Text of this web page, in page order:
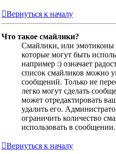
Вернуться к началу
Что такое смайлики?
Смайлики, или эмотиконы
которые могут быть
например :) означает
список смайликов можно
сообщений. Только не
легко могут сделать
может отредактировать
удалить его.
ограничить количество
использовать в сообщении.
Вернуться к началу